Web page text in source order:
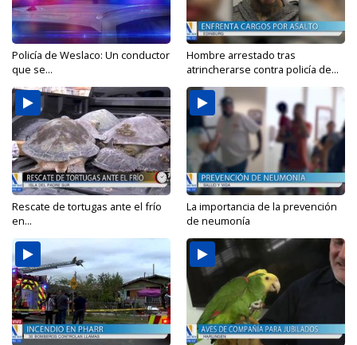
Policía de Weslaco: Un conductor
que se...
Hombre arrestado tras
atrincherarse contra policía de...
Rescate de tortugas ante el frío
en...
La importancia de la prevención
de neumonía